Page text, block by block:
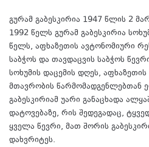
გურამ გაბესკირია 1947 წლის 2
1992 წელს გურამ გაბესკირია
წელს, აფხაზეთის ავტონომიური
საბჭოს და თავდაცვის საბჭოს
სოხუმის დაცემის დღეს,
მთავრობის წარმომადგენლებთან
გაბესკირიამ უარი განაცხადა
დატოვებაზე, რის შედეგადაც,
ყველა წევრი, მათ შორის
დახვრიტეს.